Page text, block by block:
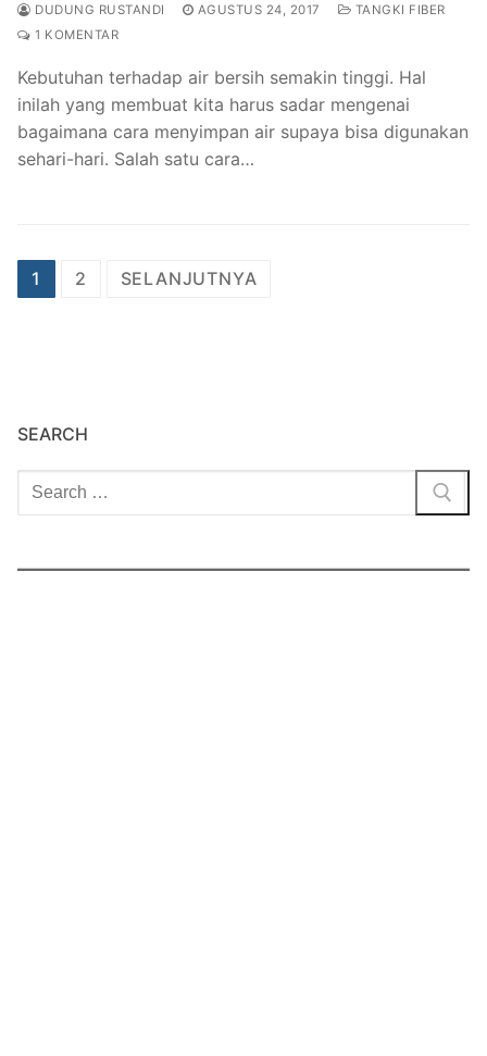
DUDUNG RUSTANDI AGUSTUS 24, 2017
TANGKI FIBER
1 KOMENTAR
Kebutuhan terhadap air bersih semakin tinggi. Hal
inilah yang membuat kita harus sadar mengenai
bagaimana cara menyimpan air supaya bisa digunakan
sehari-hari. Salah satu cara…
Paginasi
1 2 SELANJUTNYA
SEARCH
Cari: